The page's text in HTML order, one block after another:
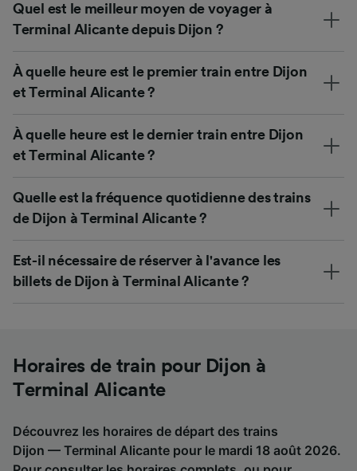
Quel est le meilleur moyen de voyager à
Terminal Alicante depuis Dijon ?
À quelle heure est le premier train entre Dijon
et Terminal Alicante ?
À quelle heure est le dernier train entre Dijon
et Terminal Alicante ?
Quelle est la fréquence quotidienne des trains
de Dijon à Terminal Alicante ?
Est-il nécessaire de réserver à l'avance les
billets de Dijon à Terminal Alicante ?
Horaires de train pour Dijon à
Terminal Alicante
Découvrez les horaires de départ des trains
Dijon — Terminal Alicante pour le mardi 18 août 2026.